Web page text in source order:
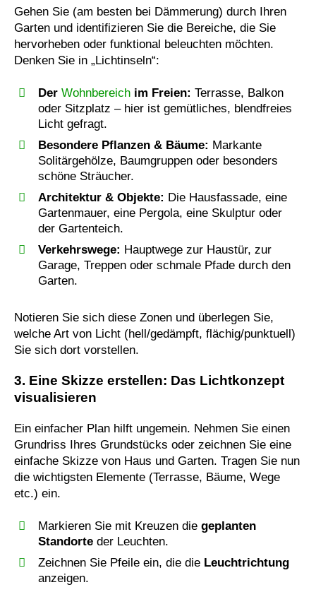
Gehen Sie (am besten bei Dämmerung) durch Ihren
Garten und identifizieren Sie die Bereiche, die Sie
hervorheben oder funktional beleuchten möchten.
Denken Sie in „Lichtinseln“:
Der Wohnbereich im Freien: Terrasse, Balkon
oder Sitzplatz – hier ist gemütliches, blendfreies
Licht gefragt.
Besondere Pflanzen & Bäume: Markante
Solitärgehölze, Baumgruppen oder besonders
schöne Sträucher.
Architektur & Objekte: Die Hausfassade, eine
Gartenmauer, eine Pergola, eine Skulptur oder
der Gartenteich.
Verkehrswege: Hauptwege zur Haustür, zur
Garage, Treppen oder schmale Pfade durch den
Garten.
Notieren Sie sich diese Zonen und überlegen Sie,
welche Art von Licht (hell/gedämpft, flächig/punktuell)
Sie sich dort vorstellen.
3. Eine Skizze erstellen: Das Lichtkonzept
visualisieren
Ein einfacher Plan hilft ungemein. Nehmen Sie einen
Grundriss Ihres Grundstücks oder zeichnen Sie eine
einfache Skizze von Haus und Garten. Tragen Sie nun
die wichtigsten Elemente (Terrasse, Bäume, Wege
etc.) ein.
Markieren Sie mit Kreuzen die geplanten
Standorte der Leuchten.
Zeichnen Sie Pfeile ein, die die Leuchtrichtung
anzeigen.